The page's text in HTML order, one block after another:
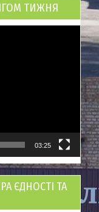
ТИЖНЯ
03:25
ЄДНОСТІ ТА